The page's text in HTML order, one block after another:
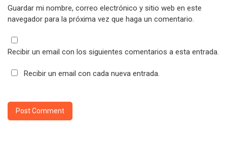
Guardar mi nombre, correo electrónico y sitio web en este
navegador para la próxima vez que haga un comentario.
Recibir un email con los siguientes comentarios a esta entrada.
Recibir un email con cada nueva entrada.